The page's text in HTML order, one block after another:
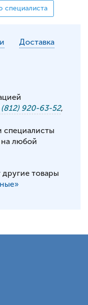
специалиста
Доставка
920-63-52,
специалисты
на любой
товары